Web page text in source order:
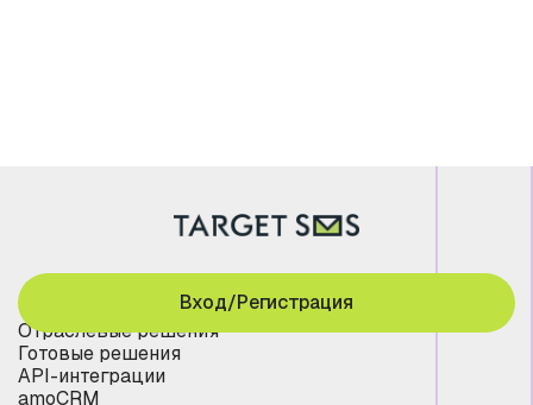
Отраслевые решения
Готовые решения
API-интеграции
amoCRM
Вход/Регистрация